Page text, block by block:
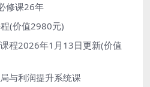
修课26年
(价值2980元)
程2026年1月13日更新(价值
与利润提升系统课